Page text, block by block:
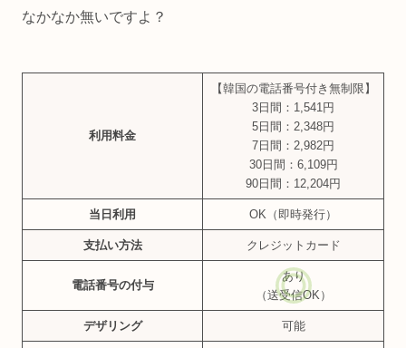
なかなか無いですよ？
利用料金
【韓国の電話番号付き無制限】
3日間：1,541円
5日間：2,348円
7日間：2,982円
30日間：6,109円
90日間：12,204円
当日利用 OK（即時発行）
支払い方法 クレジットカード
電話番号の付与
あり
（送受信OK）
デザリング 可能